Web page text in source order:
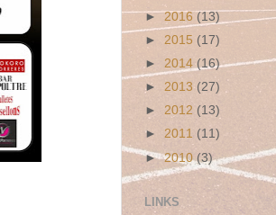
►2016 (13)
► 2015 (17)
► 2014 (16)
► 2013 (27)
► 2012 (13)
► 2011 (11)
►2010 (3)
LINKS